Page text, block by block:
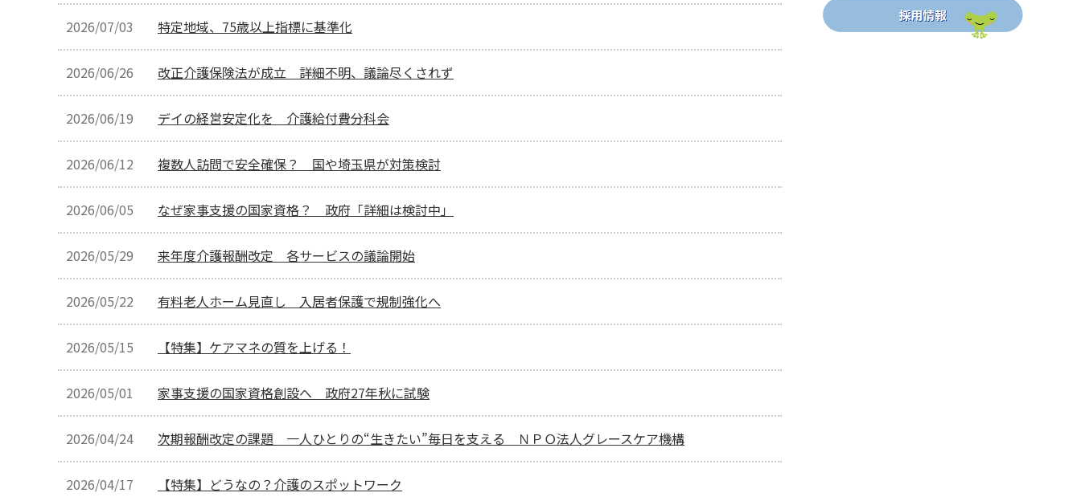
2026/07/03 特定地域、75歳以上指標に基準化
2026/06/26 改正介護保険法が成立 詳細不明、議論尽くされず
2026/06/19 デイの経営安定化を 介護給付費分科会
2026/06/12 複数人訪問で安全確保？ 国や埼玉県が対策検討
2026/06/05 なぜ家事支援の国家資格？ 政府「詳細は検討中」
2026/05/29 来年度介護報酬改定 各サービスの議論開始
2026/05/22 有料老人ホーム見直し 入居者保護で規制強化へ
2026/05/15 【特集】ケアマネの質を上げる！
2026/05/01 家事支援の国家資格創設へ 政府27年秋に試験
2026/04/24 次期報酬改定の課題 一人ひとりの“生きたい”毎日を支える ＮＰＯ法人グレースケア機構
2026/04/17 【特集】どうなの？介護のスポットワーク